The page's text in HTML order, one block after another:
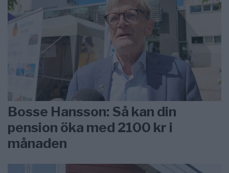
Bosse Hansson: Så kan din
pension öka med 2100 kr i
månaden